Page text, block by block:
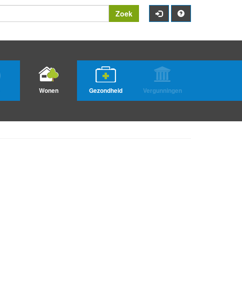
Zoek
Wonen Gezondheid Vergunningen